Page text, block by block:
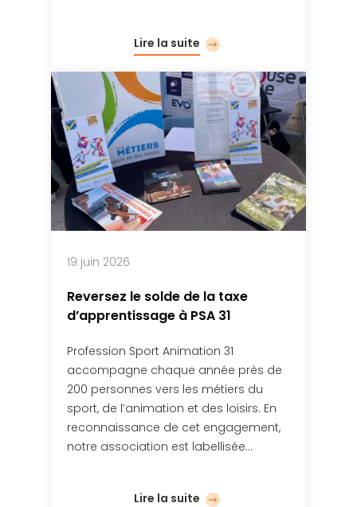
Lire la suite
19 juin 2026
Reversez le solde de la taxe
d’apprentissage à PSA 31
Profession Sport Animation 31
accompagne chaque année près de
200 personnes vers les métiers du
sport, de l’animation et des loisirs. En
reconnaissance de cet engagement,
notre association est labellisée…
Lire la suite